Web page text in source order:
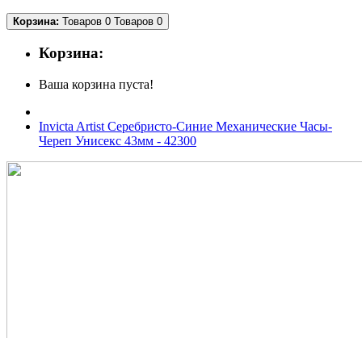
Корзина: Товаров 0 Товаров 0
Корзина:
Ваша корзина пуста!
Invicta Artist Серебристо-Синие Механические Часы-
Череп Унисекс 43мм - 42300